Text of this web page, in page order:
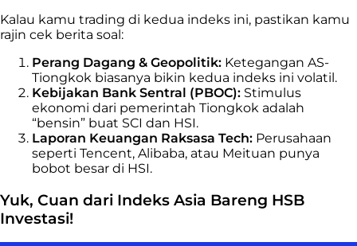
Kalau kamu trading di kedua indeks ini, pastikan kamu
rajin cek berita soal:
Perang Dagang & Geopolitik: Ketegangan AS-
Tiongkok biasanya bikin kedua indeks ini volatil.
Kebijakan Bank Sentral (PBOC): Stimulus
ekonomi dari pemerintah Tiongkok adalah
“bensin” buat SCI dan HSI.
Laporan Keuangan Raksasa Tech: Perusahaan
seperti Tencent, Alibaba, atau Meituan punya
bobot besar di HSI.
Yuk, Cuan dari Indeks Asia Bareng HSB
Investasi!